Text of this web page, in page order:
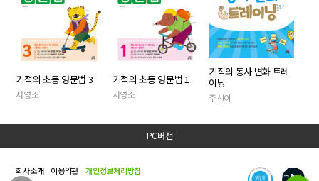
기적의 초등 영문법 3
서영조
기적의 초등 영문법 1
서영조
기적의 동사 변화 트레
이닝
주선이
PC버전
회사소개 이용약관
개인정보처리방침